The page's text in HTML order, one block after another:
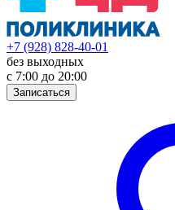
+7 (928) 828-40-01
без выходных
с 7:00 до 20:00
Записаться